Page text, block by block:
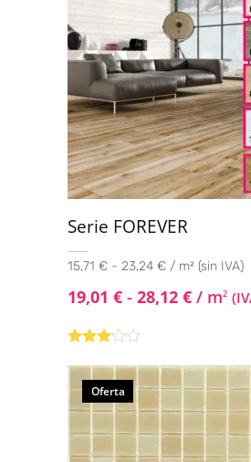
Serie FOREVER
15,71 € - 23,24 € / m² (sin IVA)
19,01 € - 28,12 € / m2
con
3.00de
Oferta